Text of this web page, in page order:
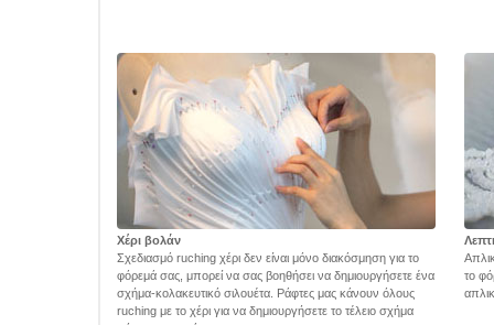
Χέρι βολάν
Σχεδιασμό ruching χέρι δεν είναι μόνο διακόσμηση για το
φόρεμά σας, μπορεί να σας βοηθήσει να δημιουργήσετε ένα
σχήμα-κολακευτικό σιλουέτα. Ράφτες μας κάνουν όλους
ruching με το χέρι για να δημιουργήσετε το τέλειο σχήμα
το